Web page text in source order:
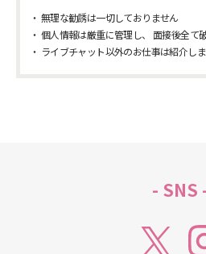
無理な勧誘は一切しておりません
個人情報は厳重に管理し、 面接後全て
ライブチャット以外のお仕事は紹介し
- SNS